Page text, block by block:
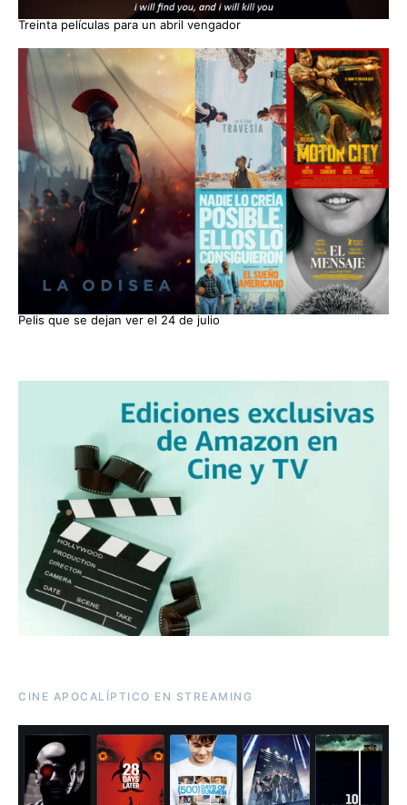
Treinta películas para un abril vengador
Pelis que se dejan ver el 24 de julio
CINE APOCALÍPTICO EN STREAMING